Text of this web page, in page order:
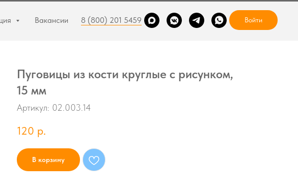
Вакансии 8 (800) 201 5459 Войти
Пуговицы из кости круглые с рисунком,
15 мм
Артикул: 02.003.14
120 р.
В корзину